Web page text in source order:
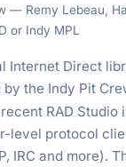
— Remy Lebeau,
or Indy MPL
Internet Direct
by the Indy Pit
RAD Studio
level protocol
IRC and more).